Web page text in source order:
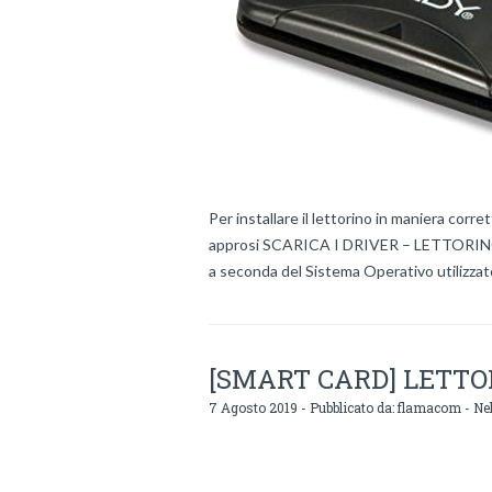
Per installare il lettorino in maniera
approsi SCARICA I DRIVER –
a seconda del Sistema Operativo
[SMART CARD]
7 Agosto 2019 - Pubblicato da:flamacom -